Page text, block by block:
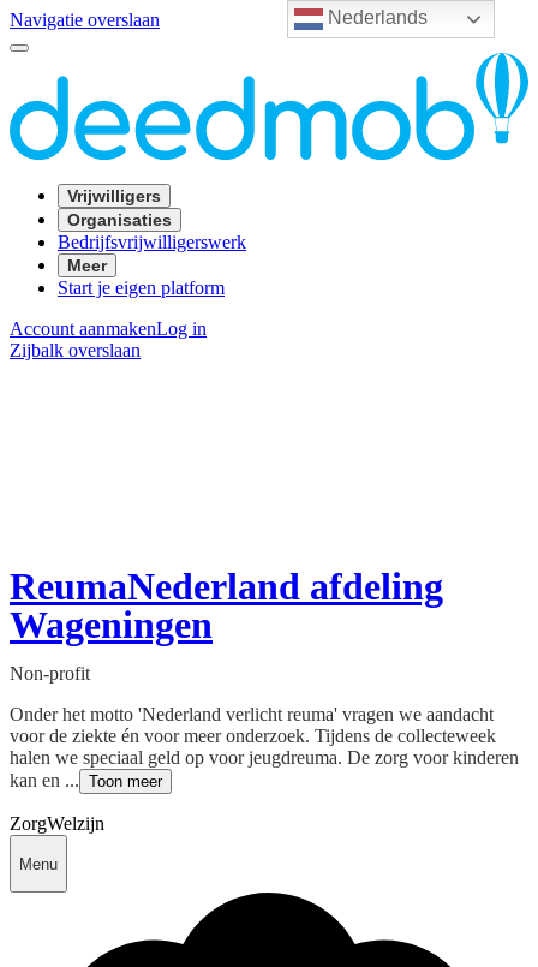
Nederlands
Navigatie overslaan
Vrijwilligers
Organisaties
Bedrijfsvrijwilligerswerk
Meer
Start je eigen platform
Account aanmakenLog in
Zijbalk overslaan
ReumaNederland afdeling
Wageningen
Non-profit
Onder het motto 'Nederland verlicht reuma' vragen we aandacht
voor de ziekte én voor meer onderzoek. Tijdens de collecteweek
halen we speciaal geld op voor jeugdreuma. De zorg voor kinderen
kan en ... Toon meer
ZorgWelzijn
Menu